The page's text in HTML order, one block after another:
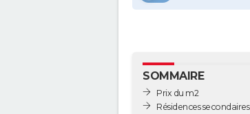
SOMMAIRE
Prix du m2
Résidences secondaires